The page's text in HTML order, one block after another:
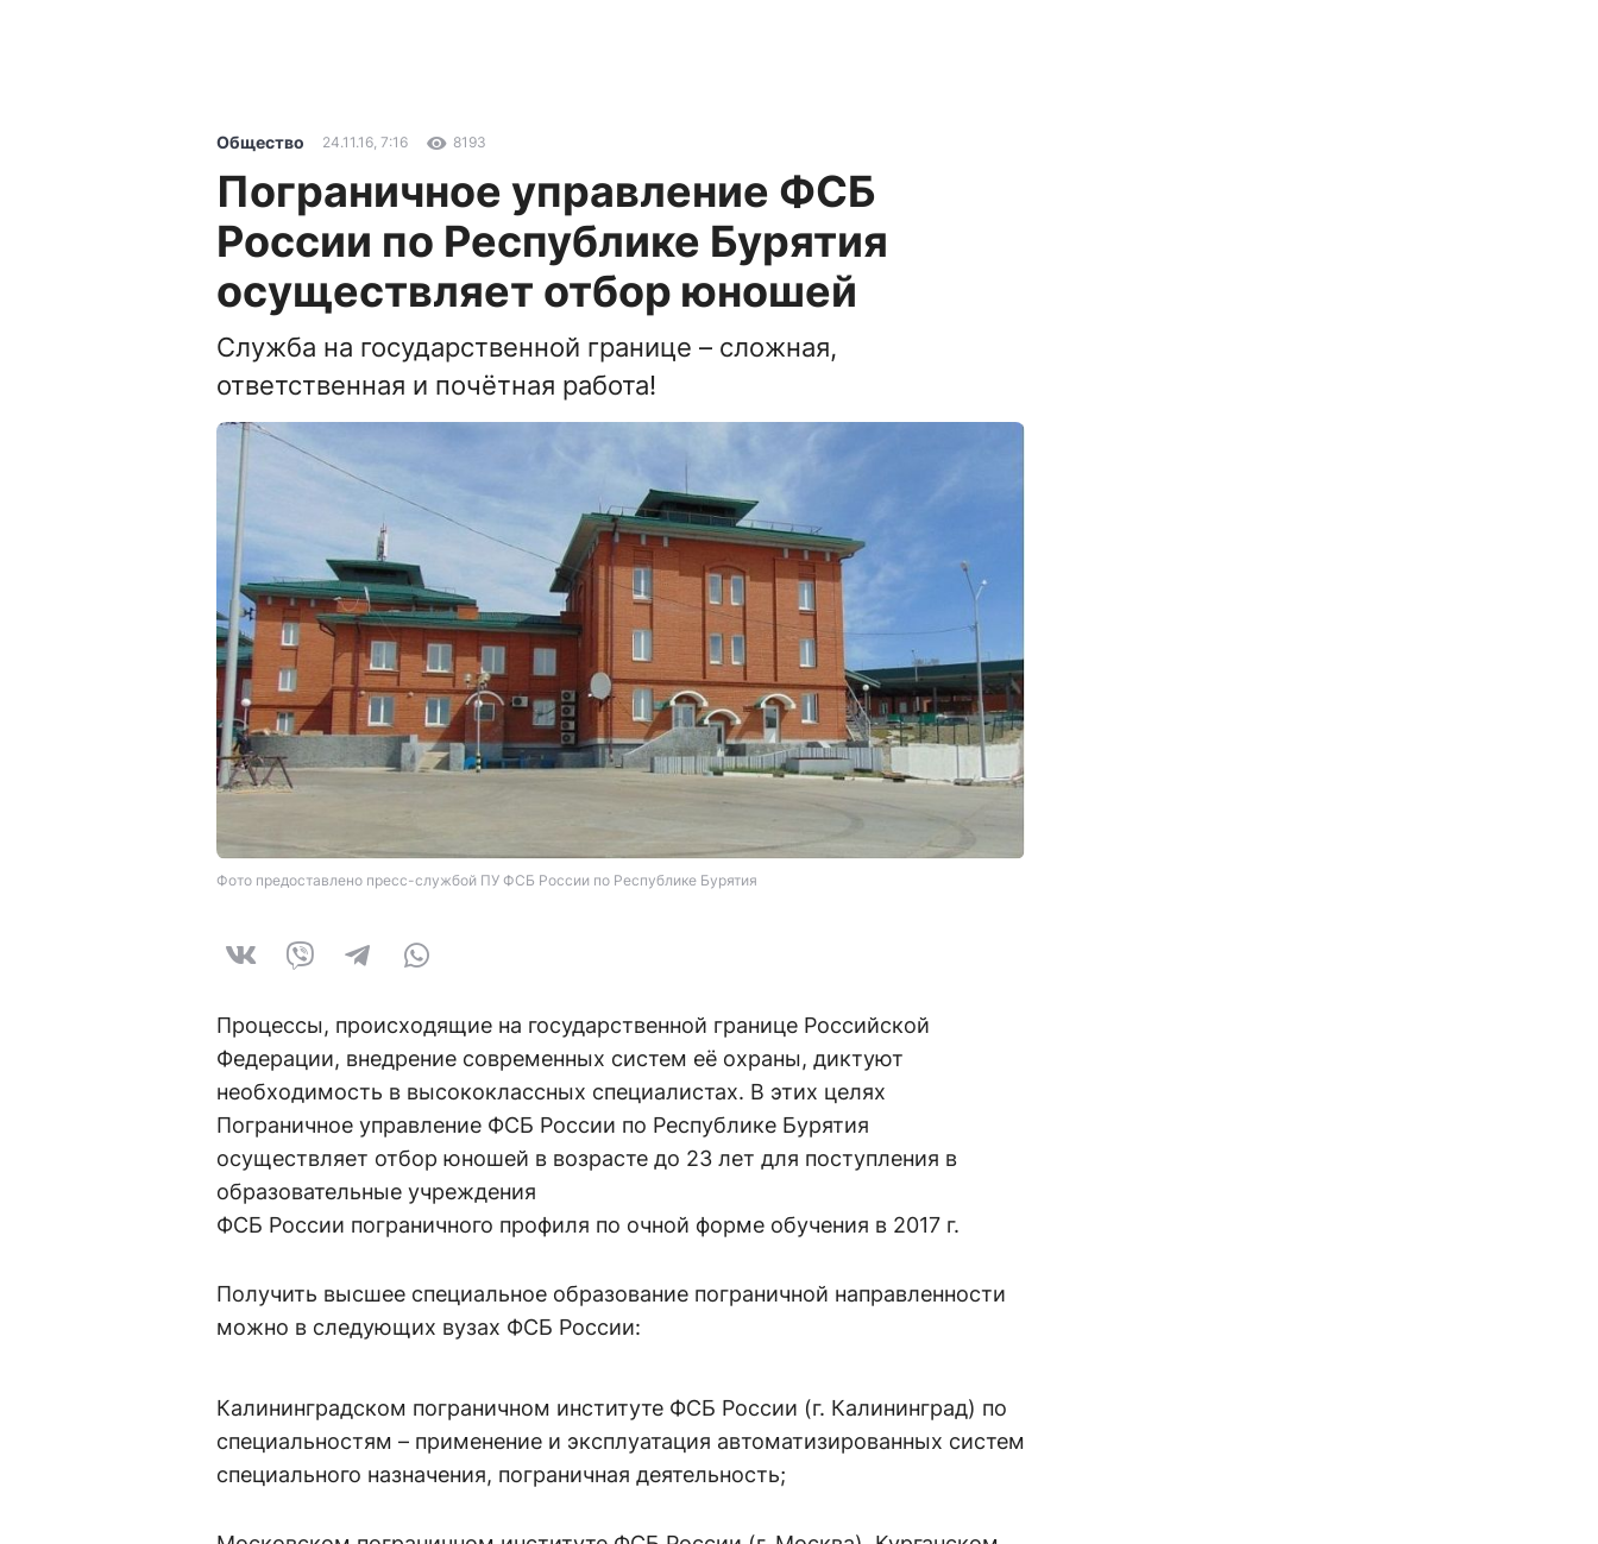
Общество 24.11.16, 7:16 8193
Пограничное управление ФСБ
России по Республике Бурятия
осуществляет отбор юношей
Служба на государственной границе – сложная,
ответственная и почётная работа!
Фото предоставлено пресс-службой ПУ ФСБ России по Республике Бурятия
Процессы, происходящие на государственной границе Российской
Федерации, внедрение современных систем её охраны, диктуют
необходимость в высококлассных специалистах. В этих целях
Пограничное управление ФСБ России по Республике Бурятия
осуществляет отбор юношей в возрасте до 23 лет для поступления в
образовательные учреждения
ФСБ России пограничного профиля по очной форме обучения в 2017 г.
Получить высшее специальное образование пограничной направленности
можно в следующих вузах ФСБ России:
Калининградском пограничном институте ФСБ России (г. Калининград) по
специальностям – применение и эксплуатация автоматизированных систем
специального назначения, пограничная деятельность;